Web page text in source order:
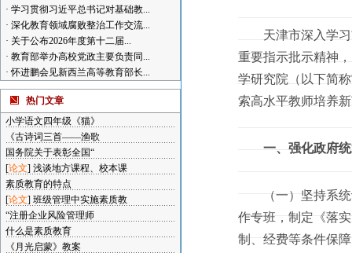
· 学习贯彻习近平总书记对基础教...
· 深化教育领域腐败整治工作交流...
· 关于公布2026年度第十二届...
· 教育部举办高校党政主要负责同...
· 怀进鹏会见新西兰高等教育部长...
热门文章
小学语文四年级《猫》
《古诗词三首——渔歌
国务院关于表彰全国“
[论文] 浅谈地方课程、校本课
素质教育的特点
[论文] 班级管理中实施素质教
“注册企业风险管理师
什么是素质教育
《月光启蒙》教案
天津市深入学习
重要指示批示精神
学研究院（以下简
索高水平教师培养
一、强化政府
（一）坚持系统
作专班，制定《落
制、经费等条件保